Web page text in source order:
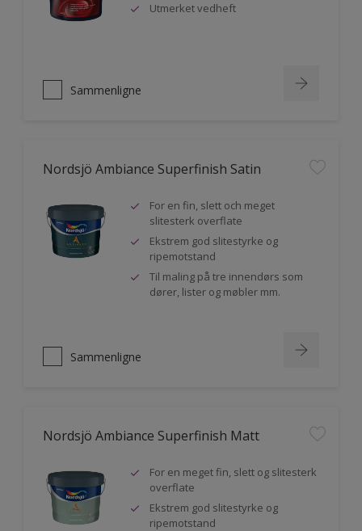
Utmerket vedheft
Sammenligne
Nordsjö Ambiance Superfinish Satin
For en fin, slett och meget
slitesterk overflate
Ekstrem god slitestyrke og
ripemotstand
Til maling på tre innendørs som
dører, lister og møbler mm.
Sammenligne
Nordsjö Ambiance Superfinish Matt
For en meget fin, slett og slitesterk
overflate
Ekstrem god slitestyrke og
ripemotstand